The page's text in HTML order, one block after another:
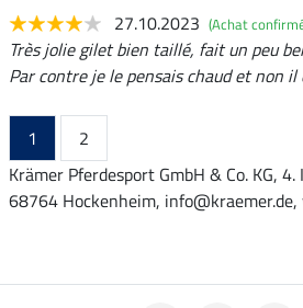
27.10.2023 (Achat
Très jolie gilet bien taillé, fait un peu
Par contre je le pensais chaud et non
1
2
Krämer Pferdesport GmbH & Co. KG,
68764 Hockenheim,